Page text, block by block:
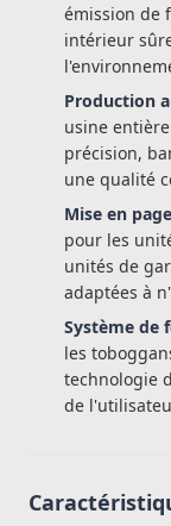
émission de
intérieur
Production
usine
précision,
une qualité
Mise en
pour les
unités de
adaptées à
Système de
les
technologie
de